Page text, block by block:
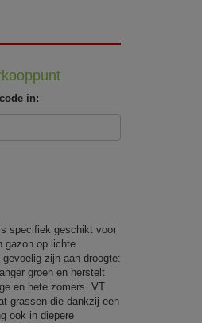
in:
specifiek geschikt voor
gazon op lichte
gevoelig zijn aan droogte:
groen en herstelt
en hete zomers. VT
grassen die dankzij een
ook in diepere